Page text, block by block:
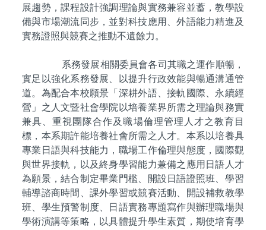
展趨勢，課程設計強調理論與實務兼容並蓄，教學設
備與市場潮流同步，並對科技應用、外語能力精進及
實務證照與競賽之推動不遺餘力。
系務發展相關委員會各司其職之運作順暢，
實足以強化系務發展、以提升行政效能與暢通溝通管
道。為配合本校願景「深耕外語、接軌國際、永續經
營」之人文暨社會學院以培養業界所需之理論與務實
兼具、重視團隊合作及職場倫理管理人才之教育目
標，本系期許能培養社會所需之人才。本系以培養具
專業日語與科技能力，職場工作倫理與態度，國際觀
與世界接軌，以及終身學習能力兼備之應用日語人才
為願景，結合制定畢業門檻、開設日語證照班、學習
輔導諮商時間、課外學習或競賽活動、開設補救教學
班、學生預警制度、日語實務專題寫作與辦理職場與
學術演講等策略，以具體提升學生素質，期使培育學